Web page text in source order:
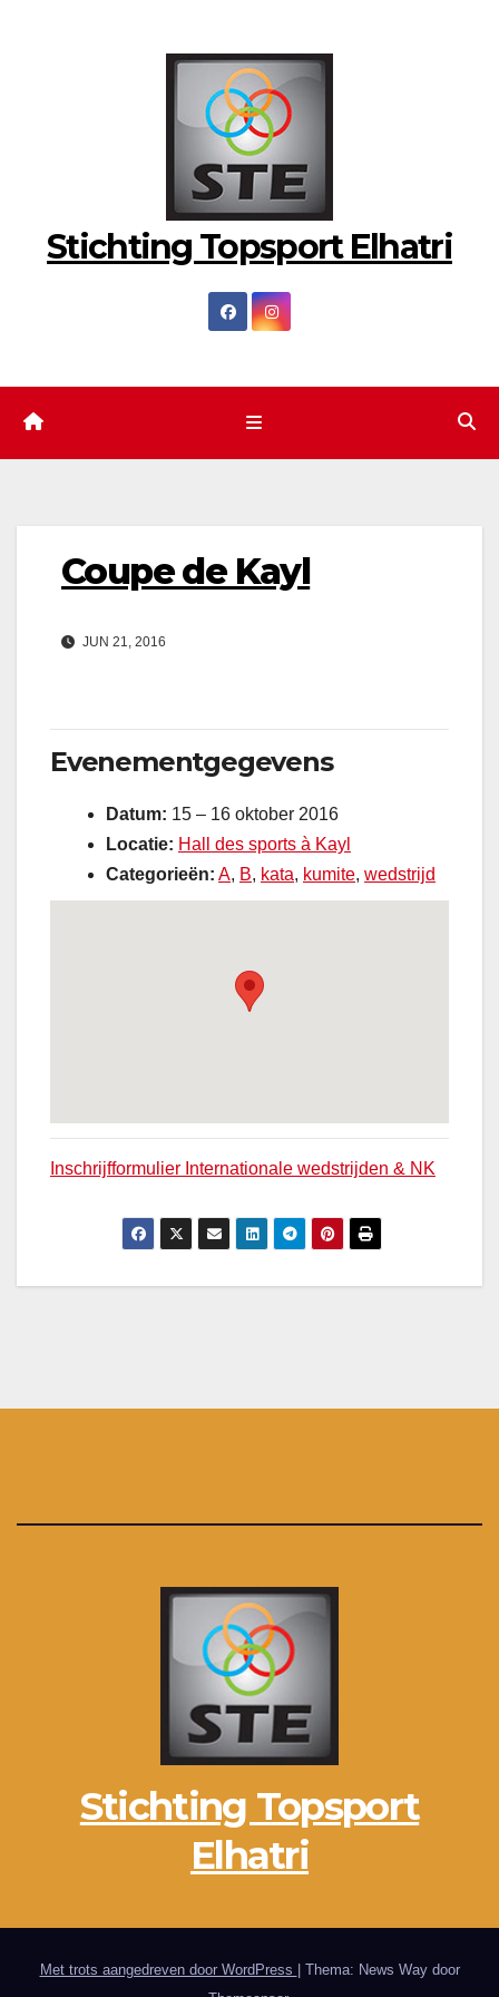
Stichting Topsport Elhatri
Coupe de Kayl
JUN 21, 2016
Evenementgegevens
Datum: 15 – 16 oktober 2016
Locatie: Hall des sports à Kayl
Categorieën: A, B, kata, kumite, wedstrijd
Inschrijfformulier Internationale wedstrijden & NK
Stichting Topsport
Elhatri
Met trots aangedreven door WordPress
Thema: News Way door